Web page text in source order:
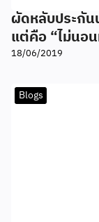
ผัดหลับประกัน
แต่คือ “ไม่นอ
18/06/2019
Blogs